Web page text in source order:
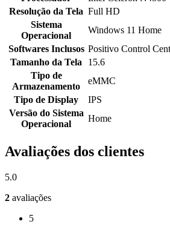
Resolução da Tela Full HD
Sistema
Operacional
Windows 11 Home
Softwares Inclusos Positivo Control
Tamanho da Tela
15.6
Tipo de
Armazenamento
eMMC
Tipo de Display
IPS
Versão do Sistema
Operacional
Home
Avaliações dos clientes
5.0
2 avaliações
5